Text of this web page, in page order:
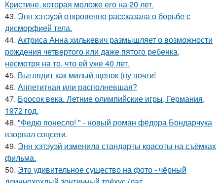
Кристине, которая моложе его на 20 лет.
43. Энн хэтэуэй откровенно рассказала о борьбе с
дисморфией тела.
44. Актриса Анна хилькевич размышляет о возможности
рождения четвертого или даже пятого ребенка,
несмотря на то, что ей уже 40 лет.
45. Выглядит как милый щенок (ну почти!
46. Аппетитная или располневшая?
47. Бросок века. Летние олимпийские игры, Германия,
1972 год.
48. "Федю понесло! " - новый роман фёдора Бондарчука
взорвал соцсети.
49. Энн хэтэуэй изменила стандарты красоты на съёмках
фильма.
50. Это удивительное существо на фото - чёрный